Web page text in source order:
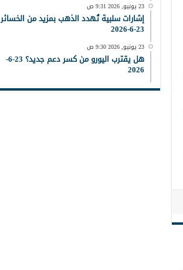
23 يونيو, 2026 9:31 ص
إشارات سلبية تُهدد الذهب بمزيد من الخسائر
23-6-2026
23 يونيو, 2026 9:30 ص
هل يقترب اليورو من كسر دعم جديد؟ 23-6-
2026